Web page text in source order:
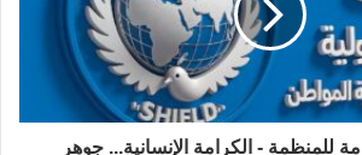
للمنظمة - الكرامة الإنسانية... جوهر